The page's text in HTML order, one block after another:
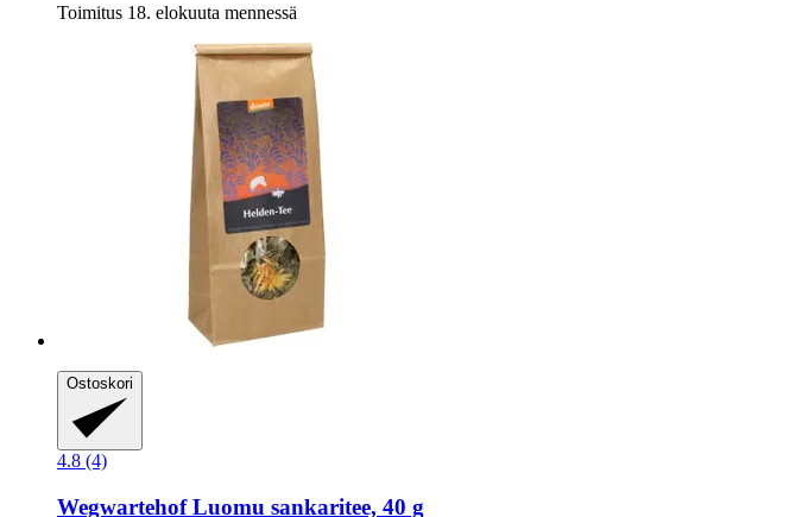
Toimitus 18. elokuuta mennessä
Ostoskori
4.8 (4)
WegwartehofLuomu sankaritee, 40 g